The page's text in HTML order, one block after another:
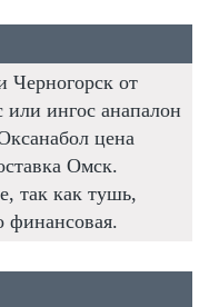
Черногорск от
или ингос анапалон
цена
Омск.
так как тушь,
финансовая.